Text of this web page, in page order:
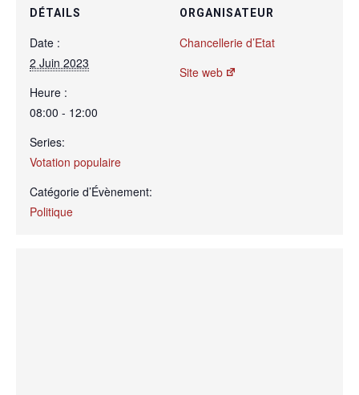
DÉTAILS
Date :
2 Juin 2023
Heure :
08:00 - 12:00
Series:
Votation populaire
Catégorie d’Évènement:
Politique
ORGANISATEUR
Chancellerie d’Etat
Site web